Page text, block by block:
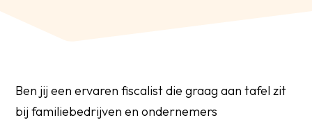
Ben jij een ervaren fiscalist die graag aan tafel zit
bij familiebedrijven en ondernemers